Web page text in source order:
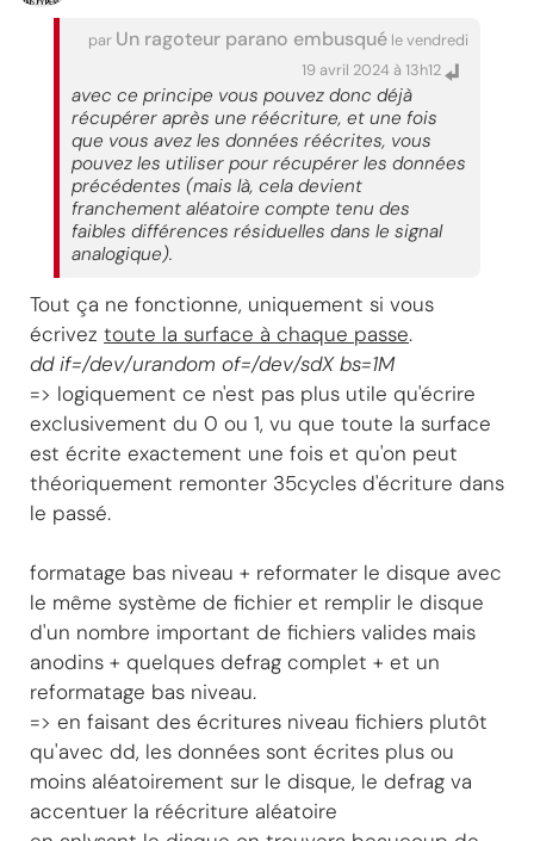
par Un ragoteur parano embusqué le vendredi
19 avril 2024 à 13h12
avec ce principe vous pouvez donc déjà
récupérer après une réécriture, et une fois
que vous avez les données réécrites, vous
pouvez les utiliser pour récupérer les données
précédentes (mais là, cela devient
franchement aléatoire compte tenu des
faibles différences résiduelles dans le signal
analogique).
Tout ça ne fonctionne, uniquement si vous
écrivez toute la surface à chaque passe.
dd if=/dev/urandom of=/dev/sdX bs=1M
=> logiquement ce n'est pas plus utile qu'écrire
exclusivement du 0 ou 1, vu que toute la surface
est écrite exactement une fois et qu'on peut
théoriquement remonter 35cycles d'écriture dans
le passé.
formatage bas niveau + reformater le disque avec
le même système de fichier et remplir le disque
d'un nombre important de fichiers valides mais
anodins + quelques defrag complet + et un
reformatage bas niveau.
=> en faisant des écritures niveau fichiers plutôt
qu'avec dd, les données sont écrites plus ou
moins aléatoirement sur le disque, le defrag va
accentuer la réécriture aléatoire